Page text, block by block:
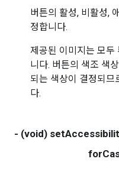
버튼의 활성, 비활성,
정합니다.
제공된 이미지는 모두
니다. 버튼의 색조 색
되는 색상이 결정되므
다.
- (void)